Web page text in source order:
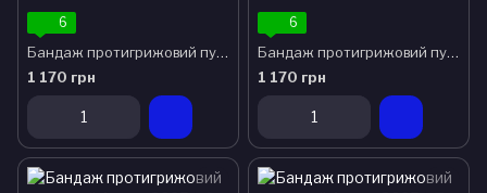
6
Бандаж протигрижовий пупковий Алком 2035 р.4
1 170 грн
6
Бандаж протигрижовий пупковий Алком 2035 р.5
1 170 грн